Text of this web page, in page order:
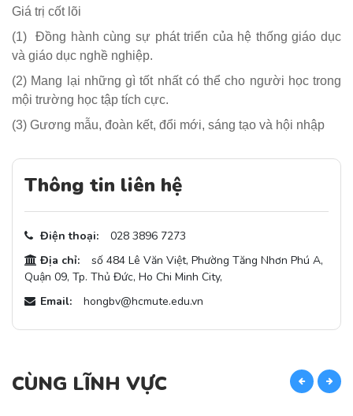
Giá trị cốt lõi
(1) Đồng hành cùng sự phát triển của hệ thống giáo dục
và giáo dục nghề nghiệp.
(2) Mang lại những gì tốt nhất có thể cho người học trong
mội trường học tập tích cực.
(3) Gương mẫu, đoàn kết, đổi mới, sáng tạo và hội nhập
Thông tin liên hệ
Điện thoại:
028 3896 7273
Địa chỉ:
số 484 Lê Văn Việt, Phường Tăng Nhơn Phú A,
Quận 09, Tp. Thủ Đức, Ho Chi Minh City,
Email:
hongbv@hcmute.edu.vn
CÙNG LĨNH VỰC